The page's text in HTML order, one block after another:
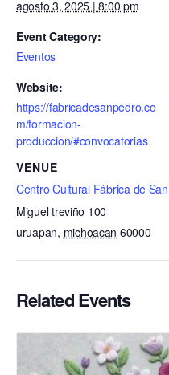
agosto 3, 2025 | 8:00 pm
Event Category:
Eventos
Website:
https://fabricadesanpedro.co
m/formacion-
produccion/#convocatorias
VENUE
Centro Cultural Fábrica de
Miguel treviño 100
uruapan, michoacan 60000
Related Events